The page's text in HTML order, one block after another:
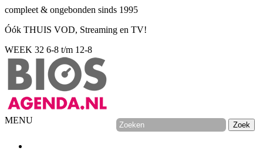
compleet & ongebonden sinds 1995
Óók THUIS VOD, Streaming en TV!
WEEK 32 6-8 t/m 12-8
MENU